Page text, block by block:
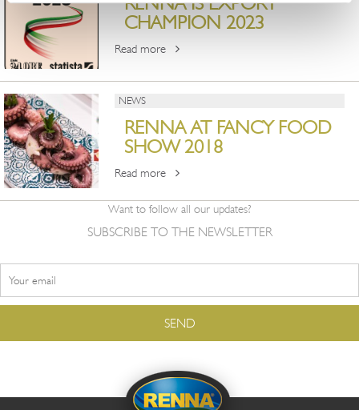
CHAMPION 2023
Read more
NEWS
RENNA AT FANCY FOOD
SHOW 2018
Read more
Want to follow all our updates?
SUBSCRIBE TO THE NEWSLETTER